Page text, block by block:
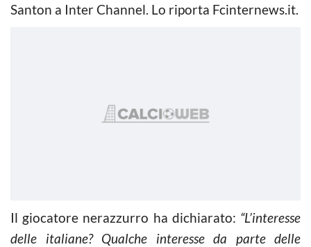
Santon a Inter Channel. Lo riporta Fcinternews.it.
Il giocatore nerazzurro ha dichiarato: “L’interesse
delle italiane? Qualche interesse da parte delle